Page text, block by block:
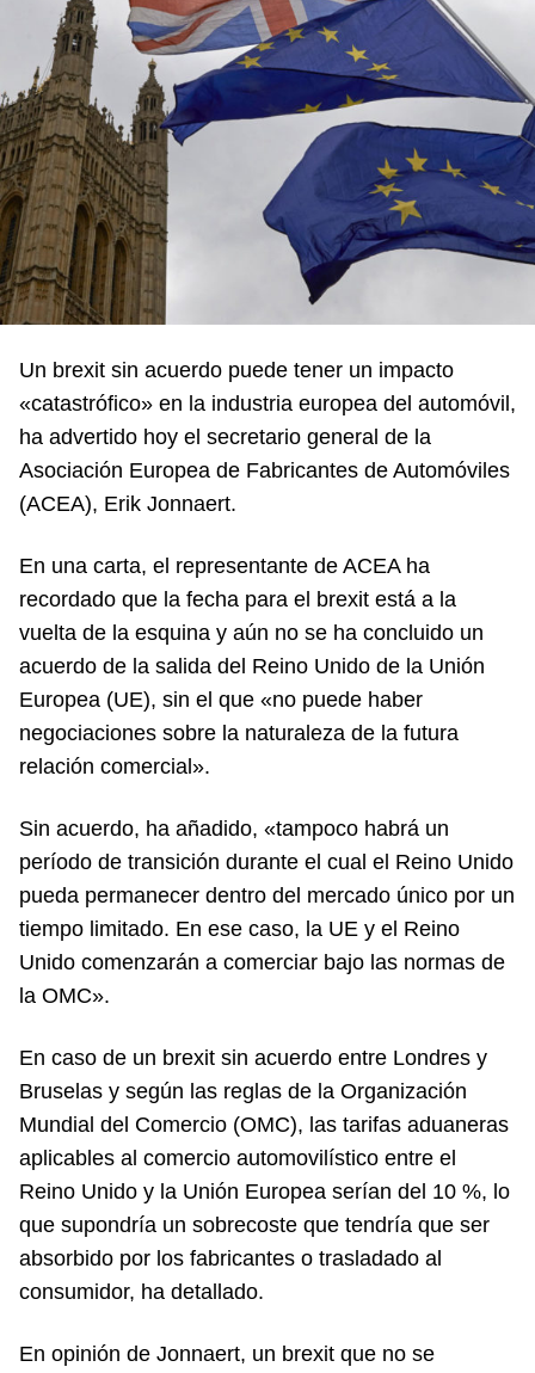
Un brexit sin acuerdo puede tener un impacto
«catastrófico» en la industria europea del automóvil,
ha advertido hoy el secretario general de la
Asociación Europea de Fabricantes de Automóviles
(ACEA), Erik Jonnaert.
En una carta, el representante de ACEA ha
recordado que la fecha para el brexit está a la
vuelta de la esquina y aún no se ha concluido un
acuerdo de la salida del Reino Unido de la Unión
Europea (UE), sin el que «no puede haber
negociaciones sobre la naturaleza de la futura
relación comercial».
Sin acuerdo, ha añadido, «tampoco habrá un
período de transición durante el cual el Reino Unido
pueda permanecer dentro del mercado único por un
tiempo limitado. En ese caso, la UE y el Reino
Unido comenzarán a comerciar bajo las normas de
la OMC».
En caso de un brexit sin acuerdo entre Londres y
Bruselas y según las reglas de la Organización
Mundial del Comercio (OMC), las tarifas aduaneras
aplicables al comercio automovilístico entre el
Reino Unido y la Unión Europea serían del 10 %, lo
que supondría un sobrecoste que tendría que ser
absorbido por los fabricantes o trasladado al
consumidor, ha detallado.
En opinión de Jonnaert, un brexit que no se